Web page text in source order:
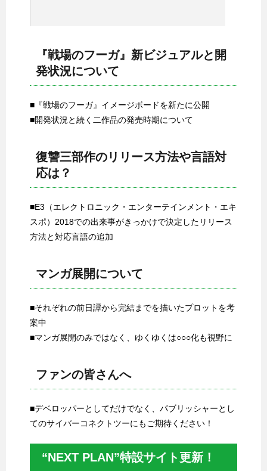
『戦場のフーガ』新ビジュアルと開
発状況について
■『戦場のフーガ』イメージボードを新たに公開
■開発状況と続く二作品の発売時期について
復讐三部作のリリース方法や言語対
応は？
■E3（エレクトロニック・エンターテインメント・エキ
スポ）2018での出来事がきっかけで決定したリリース
方法と対応言語の追加
マンガ展開について
■それぞれの前日譚から完結までを描いたプロットを考
案中
■マンガ展開のみではなく、ゆくゆくは○○○化も視野に
ファンの皆さんへ
■デベロッパーとしてだけでなく、パブリッシャーとし
てのサイバーコネクトツーにもご期待ください！
“NEXT PLAN”特設サイト更新！